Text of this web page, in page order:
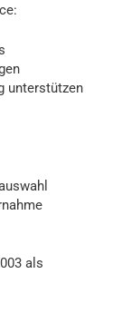
unterstützen
als